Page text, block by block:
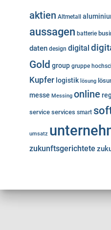
aktien Altmetall
aussagen batterie
daten design digital
Gold group gruppe
Kupfer logistik lösung
messe Messing online
service services smart
umsatz
zukunftsgerichtete